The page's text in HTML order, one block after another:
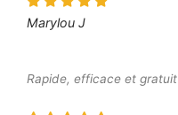
Marylou J
Rapide, efficace et gratuit